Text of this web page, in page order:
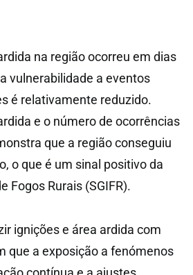
na região ocorreu em dias
vulnerabilidade a eventos
é relativamente reduzido.
e o número de ocorrências
que a região conseguiu
o que é um sinal positivo da
Fogos Rurais (SGIFR).
ignições e área ardida com
que a exposição a fenómenos